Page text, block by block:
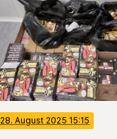
28. August 2025 15:15